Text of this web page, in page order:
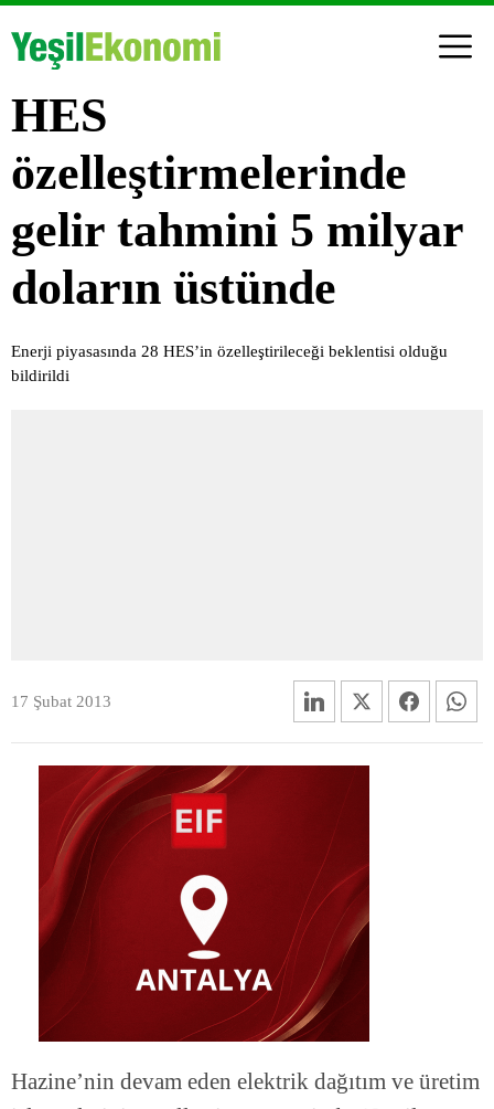
HES
özelleştirmelerinde
gelir tahmini 5 milyar
doların üstünde
Enerji piyasasında 28 HES’in özelleştirileceği beklentisi olduğu
bildirildi
17 Şubat 2013
Hazine’nin devam eden elektrik dağıtım ve üretim